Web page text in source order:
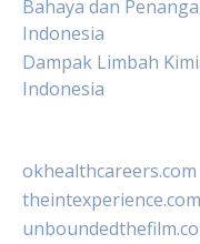
Bahaya dan
Indonesia
Dampak Limbah
Indonesia
okhealthcareers.com
theintexperience.com